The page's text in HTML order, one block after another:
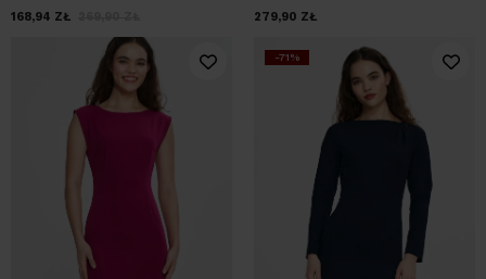
168,94 ZŁ 279,90 ZŁ
-71%